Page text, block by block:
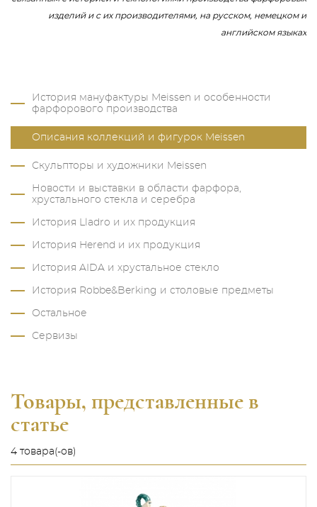
изделий и с их производителями, на русском, немецком и
английском языках
История мануфактуры Meissen и особенности
фарфорового производства
Описания коллекций и фигурок Meissen
Скульпторы и художники Meissen
Новости и выставки в области фарфора,
хрустального стекла и серебра
История Lladro и их продукция
История Herend и их продукция
История AIDA и хрустальное стекло
История Robbe&Berking и столовые предметы
Остальное
Сервизы
Товары, представленные в
статье
4 товара(-ов)